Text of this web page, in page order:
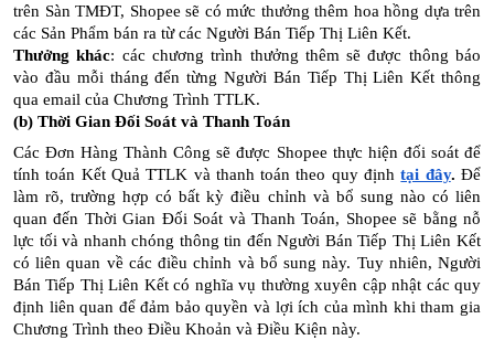
trên Sàn TMĐT, Shopee sẽ có mức thưởng thêm hoa hồng dựa trên
các Sản Phẩm bán ra từ các Người Bán Tiếp Thị Liên Kết.
Thưởng khác: các chương trình thưởng thêm sẽ được thông báo
vào đầu mỗi tháng đến từng Người Bán Tiếp Thị Liên Kết thông
qua email của Chương Trình TTLK.
(b) Thời Gian Đối Soát và Thanh Toán
Các Đơn Hàng Thành Công sẽ được Shopee thực hiện đối soát để
tính toán Kết Quả TTLK và thanh toán theo quy địnhtại đây.Để
làm rõ, trường hợp có bất kỳ điều chỉnh và bổ sung nào có liên
quan đến Thời Gian Đối Soát và Thanh Toán, Shopee sẽ bằng nỗ
lực tối và nhanh chóng thông tin đến Người Bán Tiếp Thị Liên Kết
có liên quan về các điều chỉnh và bổ sung này. Tuy nhiên, Người
Bán Tiếp Thị Liên Kết có nghĩa vụ thường xuyên cập nhật các quy
định liên quan để đảm bảo quyền và lợi ích của mình khi tham gia
Chương Trình theo Điều Khoản và Điều Kiện này.